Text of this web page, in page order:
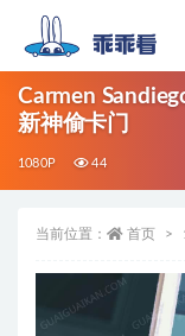
Carmen
新神偷卡门
1080P 44
当前位置： 首页
频